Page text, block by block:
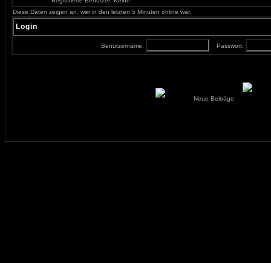
Diese Daten zeigen an, wer in den letzten 5 Minuten online war.
Login
Benutzername: Passwort:
Neue Beiträge